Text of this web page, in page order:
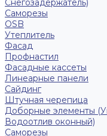
Снегозадержатель)
Саморезы
ОSB
Утеплитель
Фасад
Профнастил
Фасадные кассеты
Линеарные панели
Сайдинг
Штучная черепица
Доборные элементы
Водоотлив оконный)
Саморезы